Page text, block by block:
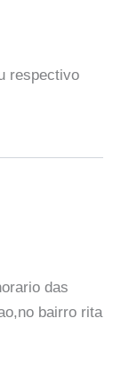
respectivo
das
bairro rita